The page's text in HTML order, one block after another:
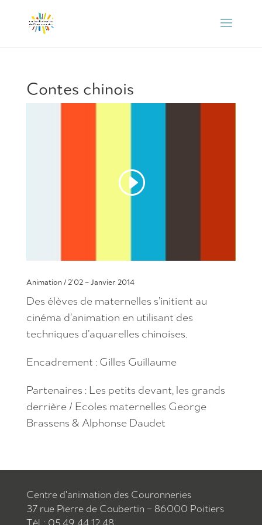
Contes chinois
Animation / 2’02 – Janvier 2014
Des élèves de maternelles s’initient au
cinéma d’animation en utilisant des
techniques d’aquarelles chinoises.
Encadrement : Gilles Guillaume
Partenaires : Les petits devant, les grands
derrière / Ecoles maternelles George
Brassens & Alphonse Daudet
Centre d’animation des Couronneries
37 rue Pierre de Coubertin – 86000 Poitiers